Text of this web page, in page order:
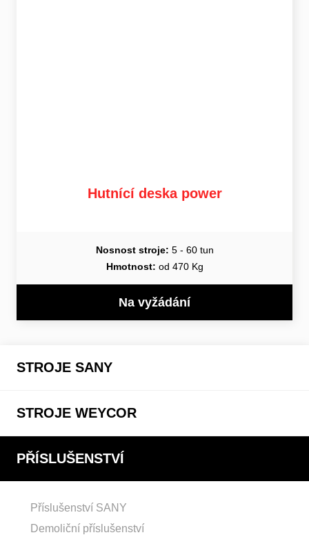
Hutnící deska power
Nosnost stroje: 5 - 60 tun
Hmotnost: od 470 Kg
Na vyžádání
STROJE SANY
STROJE WEYCOR
PŘÍSLUŠENSTVÍ
Příslušenství SANY
Demoliční příslušenství